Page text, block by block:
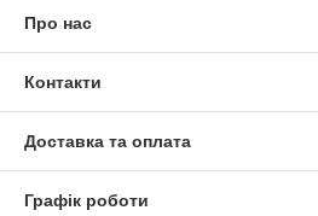
Про нас
Контакти
Доставка та оплата
Графік роботи